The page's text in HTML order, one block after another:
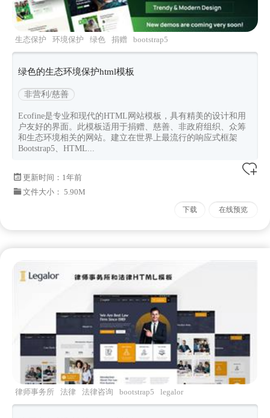
生态保护 环境保护 绿色 捐赠 bootstrap5
绿色的生态环境保护html模板
非营利/慈善
Ecofine是专业和现代的HTML网站模板，具有精美的设计和用
户友好的界面。此模板适用于捐赠、慈善、非政府组织、众筹
和生态环境相关的网站。建立在世界上最流行的响应式框架
Bootstrap5、HTML...
更新时间： 1年前
文件大小： 5.90M
下载 在线预览
律师事务所 法律 法律咨询 bootstrap5 legalor